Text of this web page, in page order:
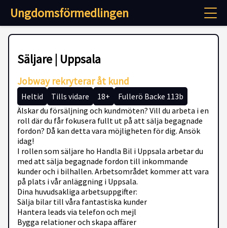
Ungdomsförmedlingen
Säljare | Uppsala
Jobway rekryterar åt kund
Heltid Tills vidare 18+
Fullerö Backe 113b
Älskar du försäljning och kundmöten? Vill du arbeta i en
roll där du får fokusera fullt ut på att sälja begagnade
fordon? Då kan detta vara möjligheten för dig. Ansök
idag!
I rollen som säljare ho Handla Bil i Uppsala arbetar du
med att sälja begagnade fordon till inkommande
kunder och i bilhallen. Arbetsområdet kommer att vara
på plats i vår anläggning i Uppsala.
Dina huvudsakliga arbetsuppgifter:
Sälja bilar till våra fantastiska kunder
Hantera leads via telefon och mejl
Bygga relationer och skapa affärer